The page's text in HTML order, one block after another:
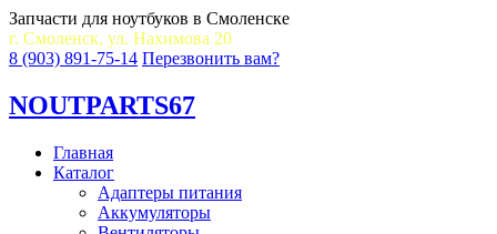
Запчасти для ноутбуков в Смоленске
г. Смоленск, ул. Нахимова 20
8 (903) 891-75-14 Перезвонить вам?
NOUTPARTS67
Главная
Каталог
Адаптеры питания
Аккумуляторы